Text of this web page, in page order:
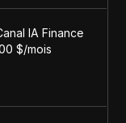
IA Finance
$/mois